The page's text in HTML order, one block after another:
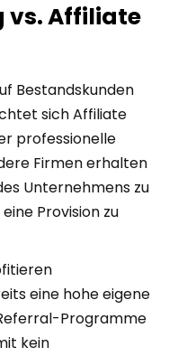
vs. Affiliate
Bestandskunden
sich Affiliate
professionelle
Firmen erhalten
Unternehmens zu
Provision zu
eine hohe eigene
Programme
kein